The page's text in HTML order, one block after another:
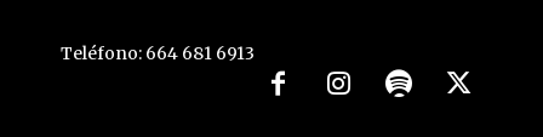
Teléfono: 664 681 6913